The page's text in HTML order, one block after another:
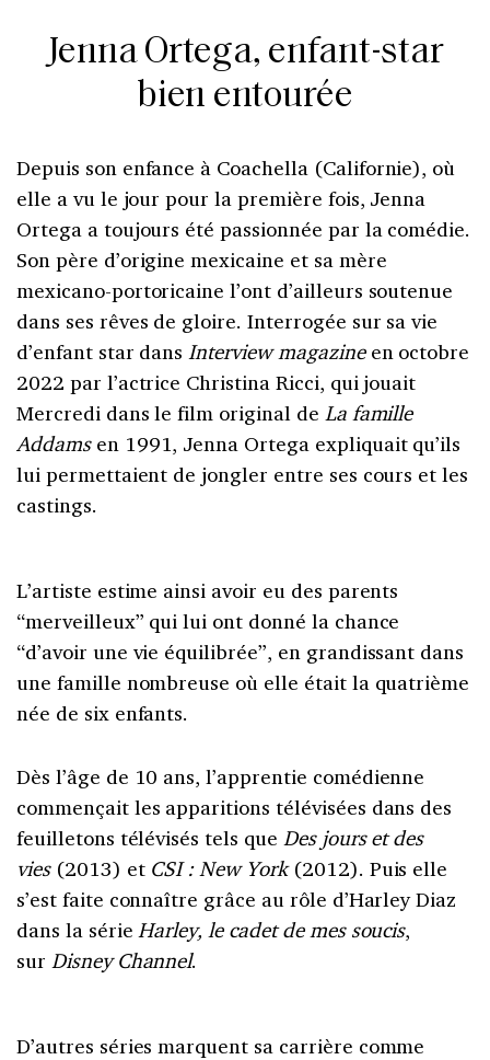
Jenna Ortega, enfant-star
bien entourée
Depuis son enfance à Coachella (Californie), où
elle a vu le jour pour la première fois, Jenna
Ortega a toujours été passionnée par la comédie.
Son père d’origine mexicaine et sa mère
mexicano-portoricaine l’ont d’ailleurs soutenue
dans ses rêves de gloire. Interrogée sur sa vie
d’enfant star dansInterview magazineen octobre
2022 par l’actrice Christina Ricci, qui jouait
Mercredi dans le film original de La famille
Addamsen 1991, Jenna Ortega expliquait qu’ils
lui permettaient de jongler entre ses cours et les
castings.
L’artiste estime ainsi avoir eu des parents
“merveilleux” qui lui ont donné la chance
“d’avoir une vie équilibrée”, en grandissant dans
une famille nombreuse où elle était la quatrième
née de six enfants.
Dès l’âge de 10 ans, l’apprentie comédienne
commençait les apparitions télévisées dans des
feuilletons télévisés tels que Des jours et des
vies(2013) et CSI : New York (2012). Puis elle
s’est faite connaître grâce au rôle d’Harley Diaz
dans la sérieHarley, le cadet de mes soucis,
sur Disney Channel.
D’autres séries marquent sa carrière comme